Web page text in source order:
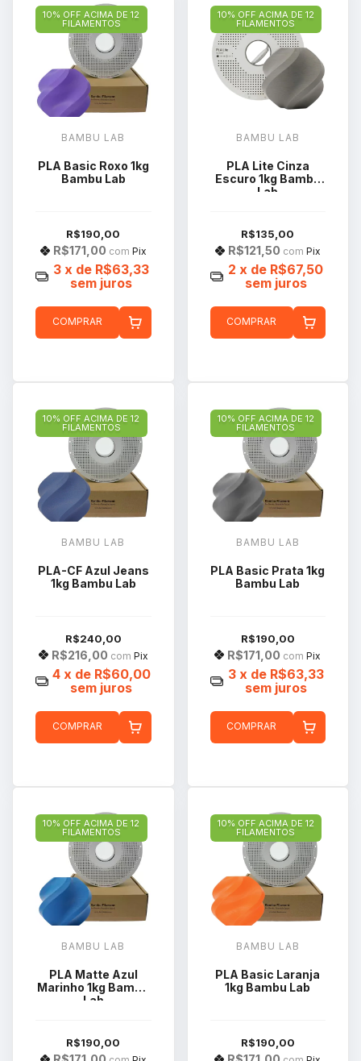
10% OFF ACIMA DE 12
FILAMENTOS
BAMBU LAB
PLA Basic Roxo 1kg
Bambu Lab
R$190,00
R$171,00 com Pix
3 x de R$63,33
sem juros
COMPRAR
10% OFF ACIMA DE 12
FILAMENTOS
BAMBU LAB
PLA Lite Cinza
Escuro 1kg Bambu
Lab
R$135,00
R$121,50 com Pix
2 x de R$67,50
sem juros
COMPRAR
10% OFF ACIMA DE 12
FILAMENTOS
BAMBU LAB
PLA-CF Azul Jeans
1kg Bambu Lab
R$240,00
R$216,00 com Pix
4 x de R$60,00
sem juros
COMPRAR
10% OFF ACIMA DE 12
FILAMENTOS
BAMBU LAB
PLA Basic Prata 1kg
Bambu Lab
R$190,00
R$171,00 com Pix
3 x de R$63,33
sem juros
COMPRAR
10% OFF ACIMA DE 12
FILAMENTOS
BAMBU LAB
PLA Matte Azul
Marinho 1kg Bambu
Lab
R$190,00
10% OFF ACIMA DE 12
FILAMENTOS
BAMBU LAB
PLA Basic Laranja
1kg Bambu Lab
R$190,00